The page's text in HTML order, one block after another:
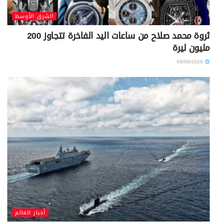
الشرق الأوسط
ثروة محمد صلاح من ساعات اليد الفاخرة تتجاوز 200
مليون ليرة
أخبار العالم